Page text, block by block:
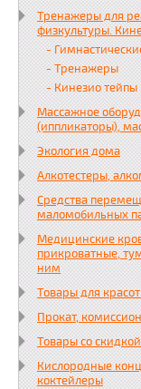
Тренажеры для
физкультуры.
-
- Тренажеры
- Кинезио тейпы
Массажное
(иппликаторы),
Экология дома
Алкотестеры,
Средства
маломобильных
Медицинские
прикроватные,
ним
Товары для
Прокат,
Товары со
Кислородные
коктейлеры